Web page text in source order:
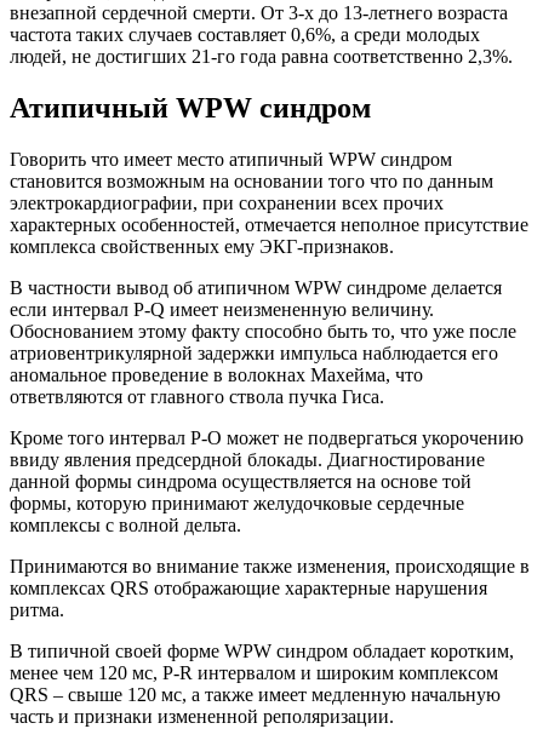
внезапной сердечной смерти. От 3-х до 13-летнего возраста
частота таких случаев составляет 0,6%, а среди молодых
людей, не достигших 21-го года равна соответственно 2,3%.
Атипичный WPW синдром
Говорить что имеет место атипичный WPW синдром
становится возможным на основании того что по данным
электрокардиографии, при сохранении всех прочих
характерных особенностей, отмечается неполное присутствие
комплекса свойственных ему ЭКГ-признаков.
В частности вывод об атипичном WPW синдроме делается
если интервал Р-Q имеет неизмененную величину.
Обоснованием этому факту способно быть то, что уже после
атриовентрикулярной задержки импульса наблюдается его
аномальное проведение в волокнах Махейма, что
ответвляются от главного ствола пучка Гиса.
Кроме того интервал Р-О может не подвергаться укорочению
ввиду явления предсердной блокады. Диагностирование
данной формы синдрома осуществляется на основе той
формы, которую принимают желудочковые сердечные
комплексы с волной дельта.
Принимаются во внимание также изменения, происходящие в
комплексах QRS отображающие характерные нарушения
ритма.
В типичной своей форме WPW синдром обладает коротким,
менее чем 120 мс, P-R интервалом и широким комплексом
QRS – свыше 120 мс, а также имеет медленную начальную
часть и признаки измененной реполяризации.